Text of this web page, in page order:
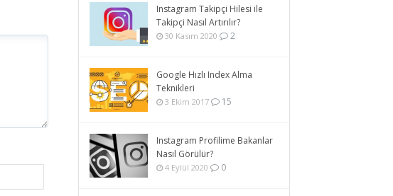
Instagram Takipçi Hilesi ile
Takipçi Nasıl Artırılır?
30 Kasım 2020 2
Google Hızlı Index Alma
Teknikleri
3 Ekim 2017 15
Instagram Profilime Bakanlar
Nasıl Görülür?
4 Eylül 2020 0